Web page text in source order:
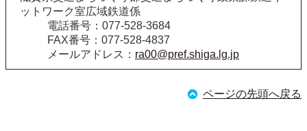
ットワーク室広域鉄道係
電話番号：077-528-3684
FAX番号：077-528-4837
メールアドレス： ra00@pref.shiga.lg.jp
ページの先頭へ戻る